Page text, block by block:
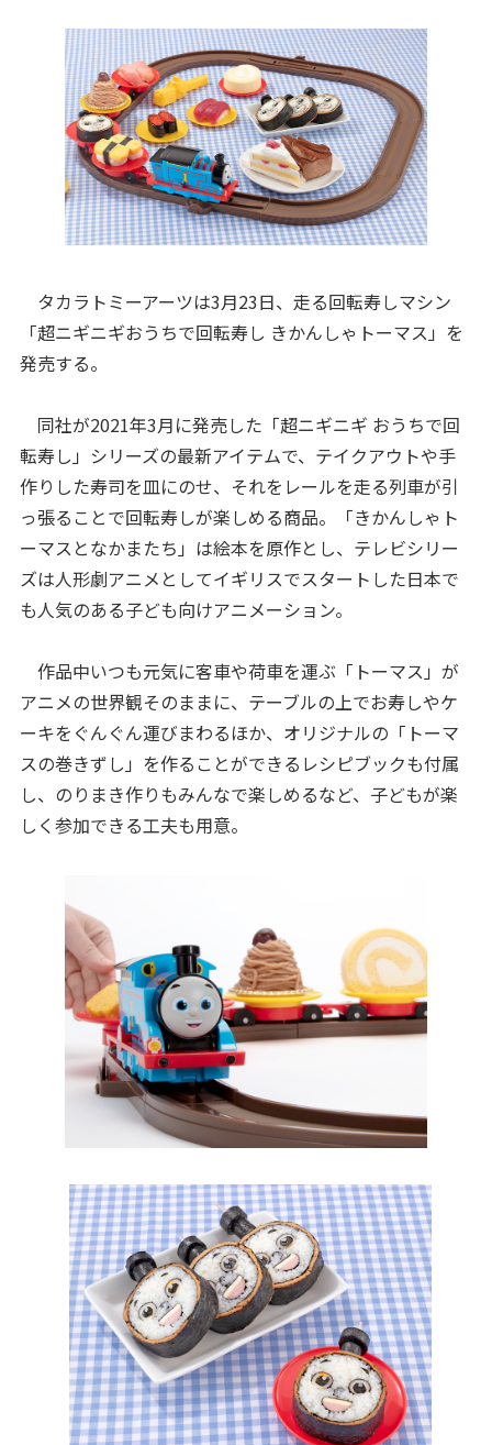
タカラトミーアーツは3月23日、走る回転寿しマシン
「超ニギニギおうちで回転寿し きかんしゃトーマス」を
発売する。
同社が2021年3月に発売した「超ニギニギ おうちで回
転寿し」シリーズの最新アイテムで、テイクアウトや手
作りした寿司を皿にのせ、それをレールを走る列車が引
っ張ることで回転寿しが楽しめる商品。「きかんしゃト
ーマスとなかまたち」は絵本を原作とし、テレビシリー
ズは人形劇アニメとしてイギリスでスタートした日本で
も人気のある子ども向けアニメーション。
作品中いつも元気に客車や荷車を運ぶ「トーマス」が
アニメの世界観そのままに、テーブルの上でお寿しやケ
ーキをぐんぐん運びまわるほか、オリジナルの「トーマ
スの巻きずし」を作ることができるレシピブックも付属
し、のりまき作りもみんなで楽しめるなど、子どもが楽
しく参加できる工夫も用意。